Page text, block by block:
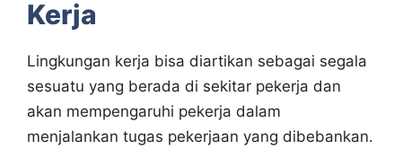
Kerja
Lingkungan kerja bisa diartikan sebagai segala
sesuatu yang berada di sekitar pekerja dan
akan mempengaruhi pekerja dalam
menjalankan tugas pekerjaan yang dibebankan.